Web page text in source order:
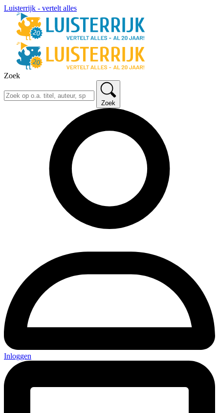
Luisterrijk - vertelt alles
Zoek
Zoek
Inloggen